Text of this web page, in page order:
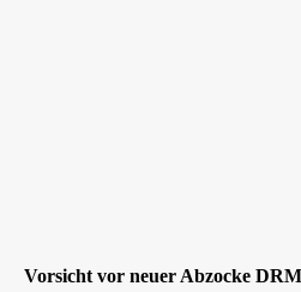
Vorsicht vor neuer Abzocke